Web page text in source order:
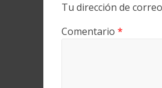
Tu dirección de
Comentario *